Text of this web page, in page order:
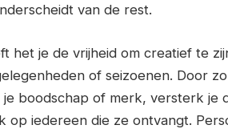
van de rest.
het je de vrijheid om creatief te
of seizoenen. Door
boodschap of merk, versterk je
op iedereen die ze ontvangt.